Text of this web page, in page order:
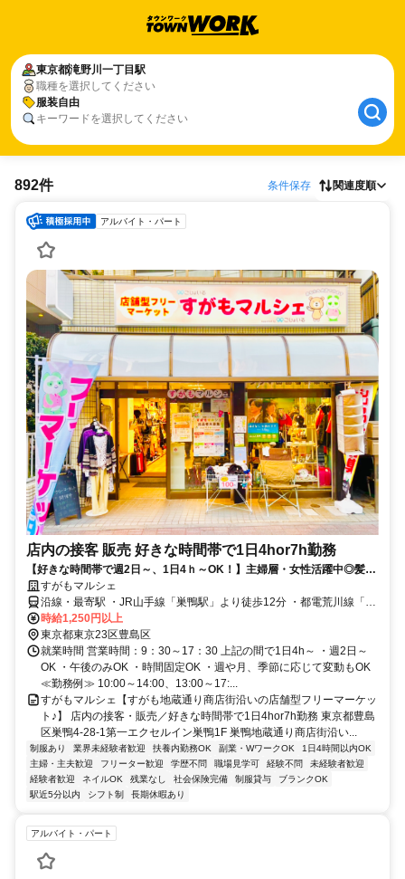
東京都滝野川一丁目駅
職種を選択してください
服装自由
キーワードを選択してください
892件 条件保存 関連度順
アルバイト・パート
店内の接客 販売 好きな時間帯で1日4hor7h勤務
【好きな時間帯で週2日～、1日4ｈ～OK！】主婦層・女性活躍中◎髪
色・髪型・ネイル・服装自由◎
すがもマルシェ
沿線・最寄駅 ・JR山手線「巣鴨駅」より徒歩12分 ・都電荒川線「庚
申塚駅」より徒歩4分 ・都バス「巣鴨四丁目」バス停より徒歩3分
時給1,250円以上
東京都東京23区豊島区
就業時間 営業時間：9：30～17：30 上記の間で1日4h～ ・週2日～
OK ・午後のみOK ・時間固定OK ・週や月、季節に応じて変動もOK
≪勤務例≫ 10:00～14:00、13:00～17:...
すがもマルシェ【すがも地蔵通り商店街沿いの店舗型フリーマーケッ
ト♪】 店内の接客・販売／好きな時間帯で1日4hor7h勤務 東京都豊島
区巣鴨4-28-1第一エクセルイン巣鴨1F 巣鴨地蔵通り商店街沿い...
制服あり 業界未経験者歓迎 扶養内勤務OK 副業・WワークOK
1日4時間以内OK
主婦・主夫歓迎
フリーター歓迎 学歴不問 職場見学可 経験不問
未経験者歓迎
経験者歓迎
ネイルOK 残業なし 社会保険完備 制服貸与
ブランクOK
駅近5分以内
シフト制 長期休暇あり
アルバイト・パート